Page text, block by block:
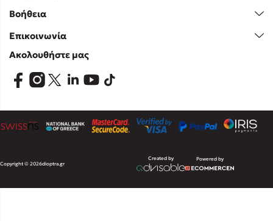
Βοήθεια
Επικοινωνία
Ακολουθήστε μας
Copyright © 2026dioptra.gr
Created by Powered by